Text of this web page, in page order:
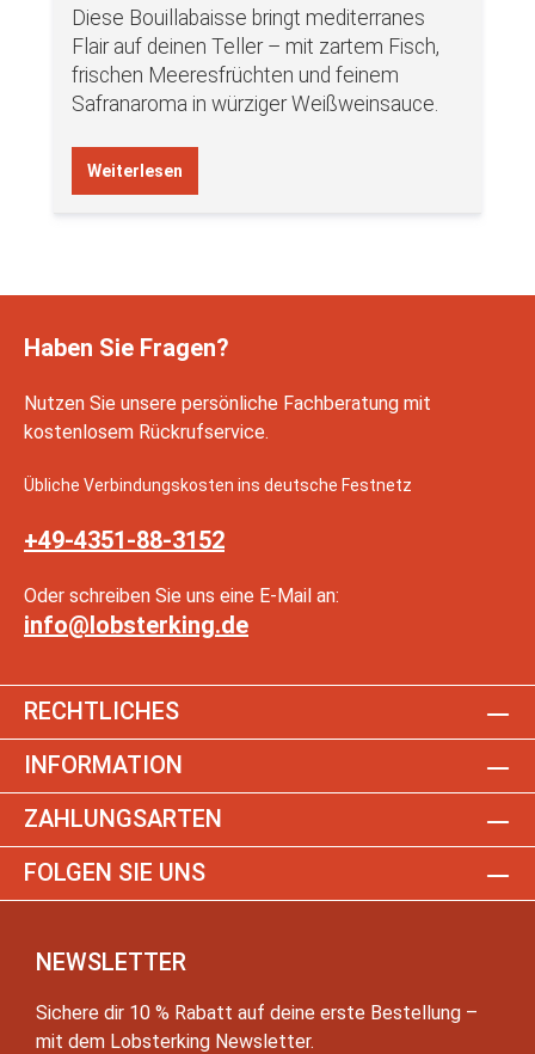
Diese Bouillabaisse bringt mediterranes
Flair auf deinen Teller – mit zartem Fisch,
frischen Meeresfrüchten und feinem
Safranaroma in würziger Weißweinsauce.
Weiterlesen
Haben Sie Fragen?
Nutzen Sie unsere persönliche Fachberatung mit
kostenlosem Rückrufservice.
Übliche Verbindungskosten ins deutsche Festnetz
+49-4351-88-3152
Oder schreiben Sie uns eine E-Mail an:
info@lobsterking.de
RECHTLICHES
INFORMATION
ZAHLUNGSARTEN
FOLGEN SIE UNS
NEWSLETTER
Sichere dir 10 % Rabatt auf deine erste Bestellung –
mit dem Lobsterking Newsletter.